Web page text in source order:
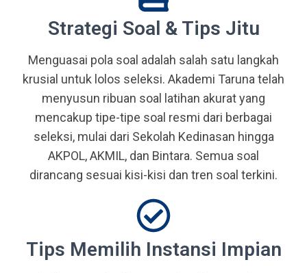
Abdi Negara, serta prajurit terbaik
bangsa.
Strategi Soal & Tips Jitu
Menguasai pola soal adalah salah satu langkah
krusial untuk lolos seleksi. Akademi Taruna telah
menyusun ribuan soal latihan akurat yang
mencakup tipe-tipe soal resmi dari berbagai
seleksi, mulai dari Sekolah Kedinasan hingga
AKPOL, AKMIL, dan Bintara. Semua soal
dirancang sesuai kisi-kisi dan tren soal terkini.
Tips Memilih Instansi Impian